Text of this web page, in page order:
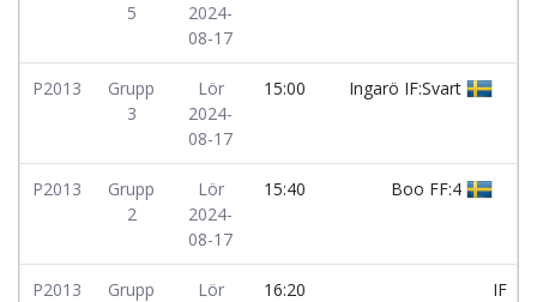
5
2024-
08-17
P2013
Grupp
3
Lör
2024-
08-17
15:00 Ingarö IF:Svart
P2013
Grupp
2
Lör
2024-
08-17
15:40 Boo FF:4
P2013
Grupp
Lör
16:20
IF